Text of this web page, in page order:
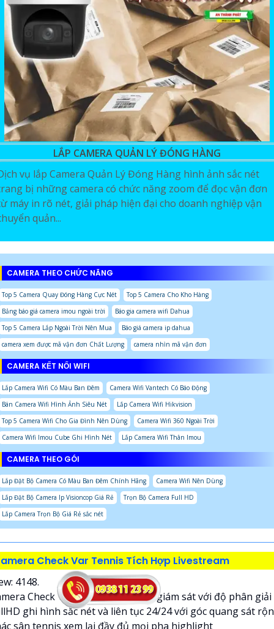
LẮP CAMERA QUẢN LÝ ĐÓNG HÀNG
vụ lắp Camera Quản Lý Đóng Hàng hình ảnh sắc nét
bị những camera có chức năng zoom để đọc vận đơn
máy in rõ nét, giải pháp hiện đại cho doanh nghiệp vận
quản...
CAMERA THEO CHỨC NĂNG
Top 5 Camera Quay Đóng Hàng Cực Nét
Top 5 Camera Cho Kho Hàng
Bảng báo giá camera imou ngoài trời
Báo gia camera wifi Dahua
Top 5 Camera Lắp Ngoài Trời Nên Mua
Báo giá camera ip dahua
camera xem được mã vận đơn Chất Lượng
camera nhìn mã vận đơn
CAMERA KẾT NỐI WIFI
Lắp Camera Wifi Có Màu Ban Đêm
Camera Wifi Vantech Có Báo Động
Bán Camera Wifi Hình Ảnh Siêu Nét
Lắp Camera Wifi Hikvision
Top 5 Camera Wifi Cho Gia Đình Nên Dùng
Camera Wifi 360 Ngoài Trời
Camera Wifi Imou Cube Ghi Hình Nét
Lắp Camera Wifi Thân Imou
CAMERA THEO GÓI
Lắp Đặt Bộ Camera Có Màu Ban Đêm Chính Hãng
Camera Wifi Nên Dùng
Lắp Đặt Bộ Camera Ip Visioncop Giá Rẻ
Trọn Bộ Camera Full HD
Lắp Camera Trọn Bộ Giá Rẻ sắc nét
Check Var Tennis Tích Hợp Livestream
4148.
Check Var Tennis là camera giám sát với độ phân giải
ghi hình sắc nét và liên tục 24/24 với góc quang sát
sân tennis xem lại đầy đủ mọi pha highlight